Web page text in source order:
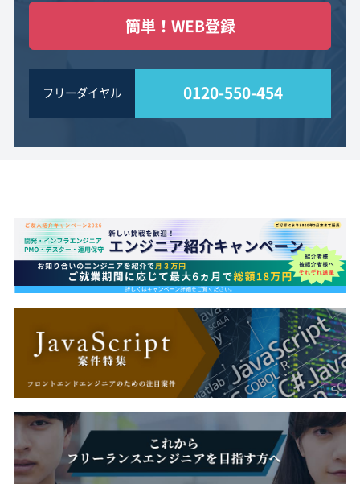
簡単！WEB登録
フリーダイヤル 0120-550-454